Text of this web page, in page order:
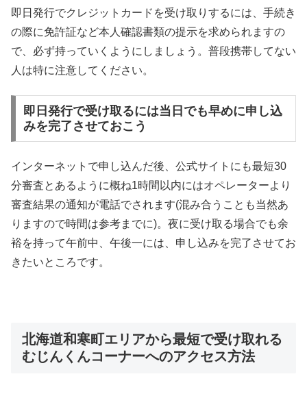
即日発行でクレジットカードを受け取りするには、手続き
の際に免許証など本人確認書類の提示を求められますの
で、必ず持っていくようにしましょう。普段携帯してない
人は特に注意してください。
即日発行で受け取るには当日でも早めに申し込
みを完了させておこう
インターネットで申し込んだ後、公式サイトにも最短30
分審査とあるように概ね1時間以内にはオペレーターより
審査結果の通知が電話でされます(混み合うことも当然あ
りますので時間は参考までに)。夜に受け取る場合でも余
裕を持って午前中、午後一には、申し込みを完了させてお
きたいところです。
北海道和寒町エリアから最短で受け取れる
むじんくんコーナーへのアクセス方法